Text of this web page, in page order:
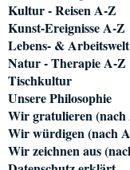
Kultur - Reisen A-Z
Kunst-Ereignisse A-Z
Lebens- &
Natur - Therapie A-Z
Tischkultur
Unsere Philosophie
Wir gratulieren
Wir würdigen (nach
Wir zeichnen aus